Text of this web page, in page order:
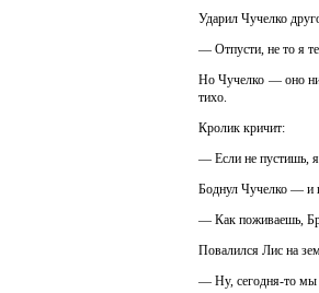
Ударил Чучелко
— Отпусти, не то я
Но Чучелко — оно
тихо.
Кролик кричит:
— Если не пустишь, я
Боднул Чучелко — и
— Как поживаешь,
Повалился Лис на
— Ну, сегодня-то мы